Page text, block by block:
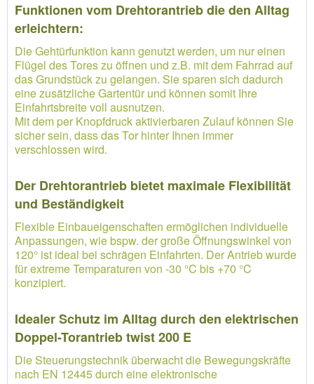
Funktionen vom Drehtorantrieb die den Alltag
erleichtern:
Die Gehtürfunktion kann genutzt werden, um nur einen
Flügel des Tores zu öffnen und z.B. mit dem Fahrrad auf
das Grundstück zu gelangen. Sie sparen sich dadurch
eine zusätzliche Gartentür und können somit Ihre
Einfahrtsbreite voll ausnutzen.
Mit dem per Knopfdruck aktivierbaren Zulauf können Sie
sicher sein, dass das Tor hinter Ihnen immer
verschlossen wird.
Der Drehtorantrieb bietet maximale Flexibilität
und Beständigkeit
Flexible Einbaueigenschaften ermöglichen individuelle
Anpassungen, wie bspw. der große Öffnungswinkel von
120° ist ideal bei schrägen Einfahrten. Der Antrieb wurde
für extreme Temparaturen von -30 °C bis +70 °C
konzipiert.
Idealer Schutz im Alltag durch den elektrischen
Doppel-Torantrieb twist 200 E
Die Steuerungstechnik überwacht die Bewegungskräfte
nach EN 12445 durch eine elektronische